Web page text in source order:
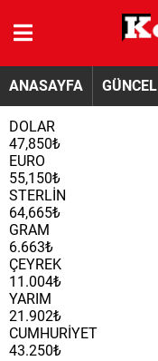
ANASAYFA GÜNCEL
DOLAR
47,850₺
EURO
55,150₺
STERLİN
64,665₺
GRAM
6.663₺
ÇEYREK
11.004₺
YARIM
21.902₺
CUMHURİYET
43.250₺